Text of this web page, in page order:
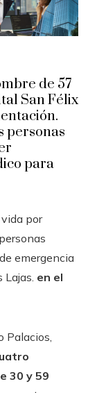
de 57
San Félix
personas
para
por
emergencia
en el
Palacios,
30 y 59